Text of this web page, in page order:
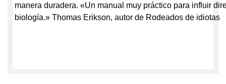
manera duradera. «Un manual muy práctico para influir
biología.» Thomas Erikson, autor de Rodeados de idiotas